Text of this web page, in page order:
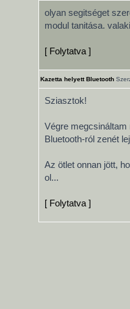
olyan segitséget
modul tanitása.
[ Folytatva ]
Kazetta helyett Bluetooth
Sziasztok!
Végre
Bluetooth-ról zenét
Az ötlet onnan jött,
ol...
[ Folytatva ]